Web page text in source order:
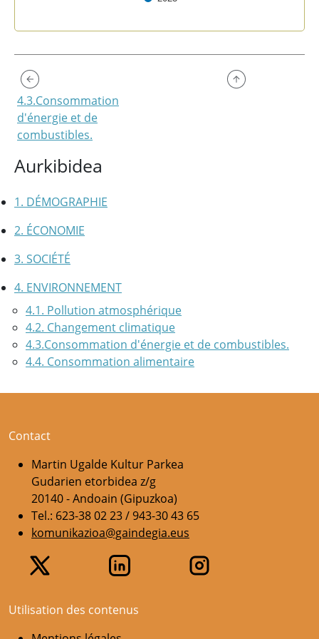
Aurkibidea
1. DÉMOGRAPHIE
2. ÉCONOMIE
3. SOCIÉTÉ
4. ENVIRONNEMENT
4.1. Pollution atmosphérique
4.2. Changement climatique
4.3.Consommation d'énergie et de combustibles.
4.4. Consommation alimentaire
4.3.Consommation
d'énergie et de
combustibles.
Contact
Martin Ugalde Kultur Parkea
Gudarien etorbidea z/g
20140 - Andoain (Gipuzkoa)
Tel.: 623-38 02 23 / 943-30 43 65
komunikazioa@gaindegia.eus
Utilisation des contenus